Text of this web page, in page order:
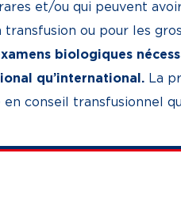
et/ou qui peuvent
transfusion ou pour les
biologiques
qu’international.La
en conseil transfusionnel